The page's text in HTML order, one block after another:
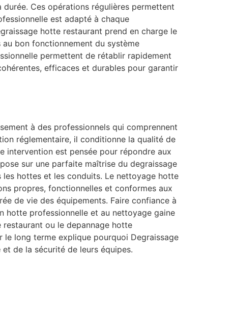
Ces opérations régulières permettent
est adapté à chaque
hotte restaurant prend en charge le
bon fonctionnement du système
permettent de rétablir rapidement
efficaces et durables pour garantir
à des professionnels qui comprennent
réglementaire, il conditionne la qualité de
intervention est pensée pour répondre aux
sur une parfaite maîtrise du degraissage
les hottes et les conduits. Le nettoyage hotte
propres, fonctionnelles et conformes aux
de vie des équipements. Faire confiance à
hotte professionnelle et au nettoyage gaine
ou le depannage hotte
long terme explique pourquoi Degraissage
de la sécurité de leurs équipes.